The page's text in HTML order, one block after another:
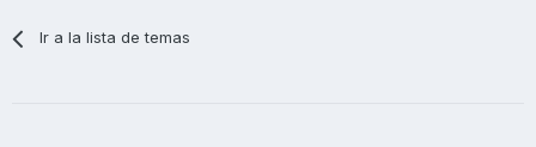
Ir a la lista de temas